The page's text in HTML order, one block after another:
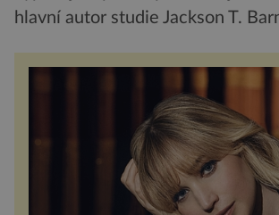
hlavní autor studie Jackson T.